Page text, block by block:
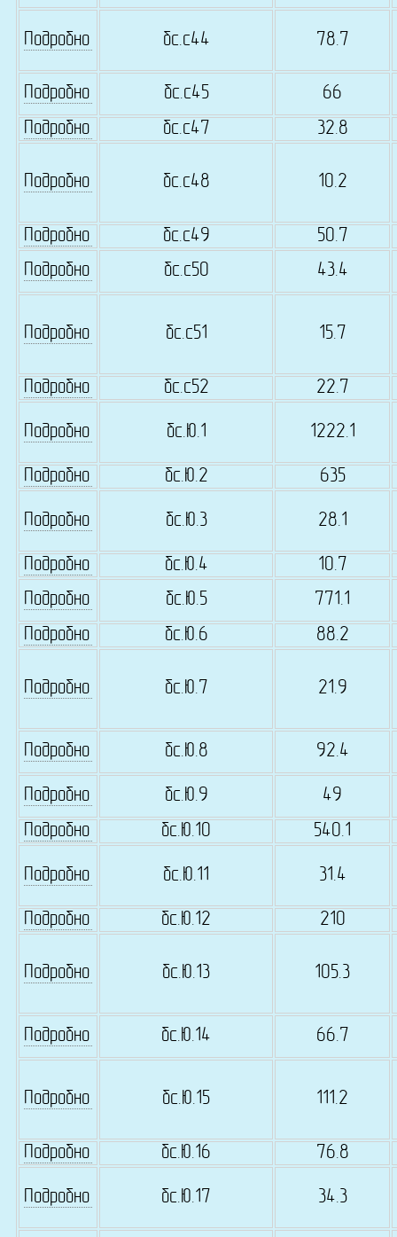
Подробно бс.c44 78.7
Подробно бс.c45
66
Подробно
бс.c47 32.8
Подробно бс.c48 10.2
Подробно бс.c49
50.7
Подробно
бс.c50 43.4
Подробно бс.c51 15.7
Подробно бс.c52 22.7
Подробно бс.Ю.1 1222.1
Подробно бс.Ю.2 635
Подробно бс.Ю.3 28.1
Подробно бс.Ю.4
10.7
Подробно
бс.Ю.5
771.1
Подробно
бс.Ю.6 88.2
Подробно бс.Ю.7 21.9
Подробно бс.Ю.8 92.4
Подробно бс.Ю.9
49
Подробно
бс.Ю.10 540.1
Подробно бс.Ю.11 31.4
Подробно бс.Ю.12 210
Подробно бс.Ю.13 105.3
Подробно бс.Ю.14 66.7
Подробно бс.Ю.15 111.2
Подробно бс.Ю.16 76.8
Подробно бс.Ю.17 34.3